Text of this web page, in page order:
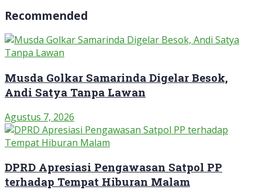
Recommended
Musda Golkar Samarinda Digelar Besok,
Andi Satya Tanpa Lawan
Agustus 7, 2026
DPRD Apresiasi Pengawasan Satpol PP
terhadap Tempat Hiburan Malam